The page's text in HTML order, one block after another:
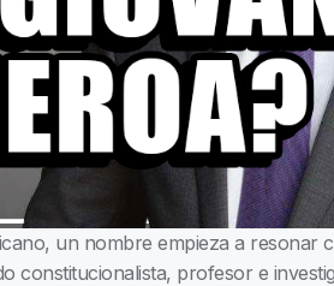
un nombre empieza a resonar
constitucionalista, profesor e